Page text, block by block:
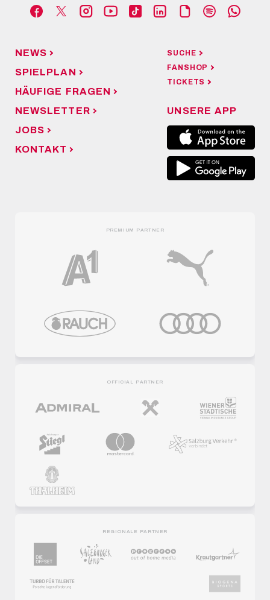
NEWS
SPIELPLAN
HÄUFIGE FRAGEN
NEWSLETTER
JOBS
KONTAKT
SUCHE
FANSHOP
TICKETS
UNSERE APP
PREMIUM PARTNER
OFFICIAL PARTNER
REGIONALE PARTNER